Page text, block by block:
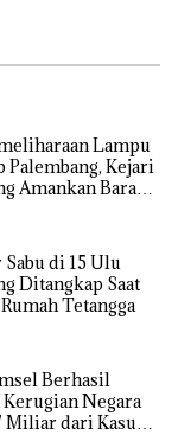
Lampu
Palembang, Kejari
Amankan Barang
Sabu di 15 Ulu
Ditangkap Saat
Tetangga
Berhasil
Negara
Miliar dari Kasus